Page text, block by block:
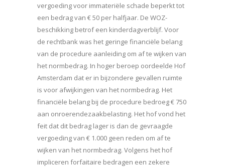
vergoeding voor immateriële schade beperkt tot
een bedrag van € 50 per halfjaar. De WOZ-
beschikking betrof een kinderdagverblijf. Voor
de rechtbank was het geringe financiële belang
van de procedure aanleiding om af te wijken van
het normbedrag. In hoger beroep oordeelde Hof
Amsterdam dat er in bijzondere gevallen ruimte
is voor afwijkingen van het normbedrag. Het
financiële belang bij de procedure bedroeg € 750
aan onroerendezaakbelasting. Het hof vond het
feit dat dit bedrag lager is dan de gevraagde
vergoeding van € 1.000 geen reden om af te
wijken van het normbedrag. Volgens het hof
impliceren forfaitaire bedragen een zekere